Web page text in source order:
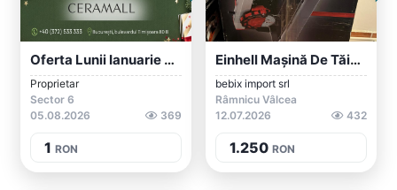
Oferta Lunii Ianuarie La Ceramall! -37%...
Proprietar
Sector 6
05.08.2026
369
1 RON
Einhell Mașină De Tăiat Gresie Și Faianț...
bebix import srl
Râmnicu Vâlcea
12.07.2026
432
1.250 RON